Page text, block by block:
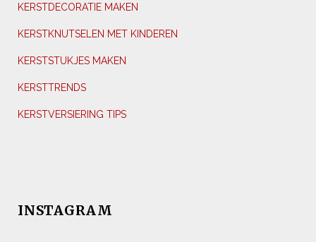
KERSTDECORATIE MAKEN
KERSTKNUTSELEN MET KINDEREN
KERSTSTUKJES MAKEN
KERSTTRENDS
KERSTVERSIERING TIPS
INSTAGRAM